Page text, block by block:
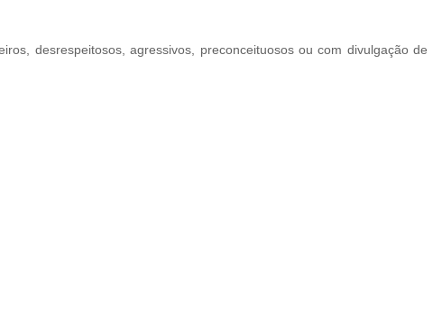
desrespeitosos, agressivos, preconceituosos ou com divulgação de